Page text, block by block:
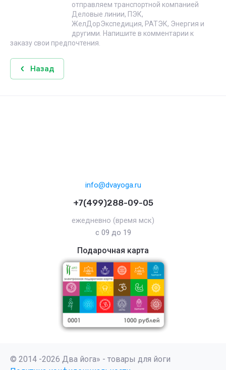
отправляем транспортной компанией
Деловые линии, ПЭК,
ЖелДорЭкспедиция, РАТЭК, Энергия и
другими. Напишите в комментарии к
заказу свои предпочтения.
Назад
info@dvayoga.ru
+7(499)288-09-05
ежедневно (время мск)
с 09 до 19
Подарочная карта
© 2014 -2026 Два йога» - товары для йоги